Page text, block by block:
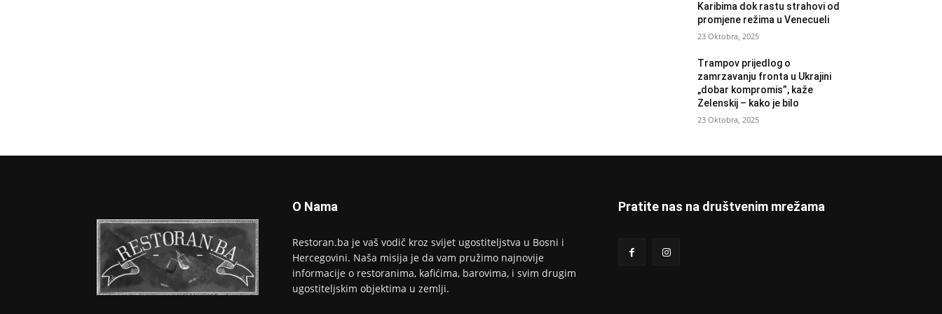
Karibima dok rastu strahovi od
promjene režima u Venecueli
23 Oktobra, 2025
Trampov prijedlog o
zamrzavanju fronta u Ukrajini
„dobar kompromis”, kaže
Zelenskij – kako je bilo
23 Oktobra, 2025
O Nama
Restoran.ba je vaš vodič kroz svijet ugostiteljstva u Bosni i
Hercegovini. Naša misija je da vam pružimo najnovije
informacije o restoranima, kafićima, barovima, i svim drugim
ugostiteljskim objektima u zemlji.
Pratite nas na društvenim mrežama